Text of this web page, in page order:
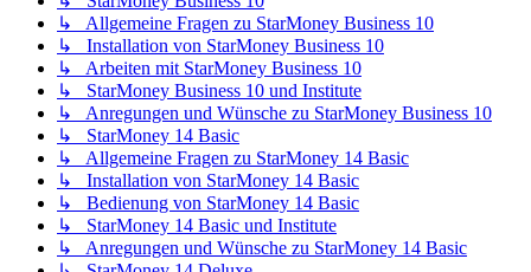
↳ Allgemeine Fragen zu StarMoney Business 10
↳ Installation von StarMoney Business 10
↳ Arbeiten mit StarMoney Business 10
↳ StarMoney Business 10 und Institute
↳ Anregungen und Wünsche zu StarMoney Business 10
↳ StarMoney 14 Basic
↳ Allgemeine Fragen zu StarMoney 14 Basic
↳ Installation von StarMoney 14 Basic
↳ Bedienung von StarMoney 14 Basic
↳ StarMoney 14 Basic und Institute
↳ Anregungen und Wünsche zu StarMoney 14 Basic